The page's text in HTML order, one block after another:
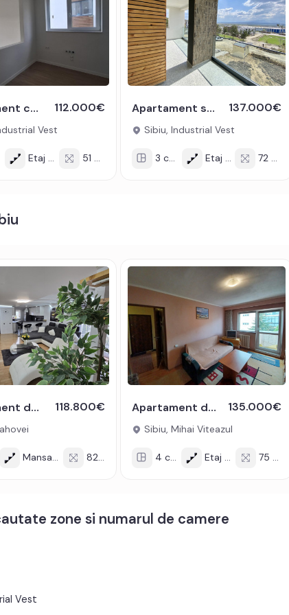
credit bancar.
de oferta / id: P22529
Apartament cu 2 camere de vanzare terasa si incalzire in pardosea 112.000€
Vest
Etaj 1/2 51 mp
Apartament spatios cu 3 camere 2 bai si terasa de 15 mp - COMISION 0% 137.000€
Sibiu, Industrial Vest
3 cam Etaj 1/2 72 mp
Apartament de vanzare 82mp 4 camere 2 bai balcon zona Rahovei 118.800€
Mansarda/4 82 mp
Apartament de vanzare 4 camere 75mp cu 2 balcoane Mihai Viteazul Sibiu 135.000€
Sibiu, Mihai Viteazul
4 cam Etaj 3/4 75 mp
zone si numarul de camere
Vest